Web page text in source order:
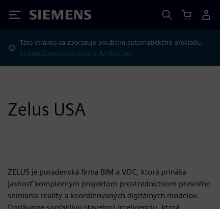
Siemens
Táto stránka sa zobrazuje použitím automatického prekladu.
Zobraziť namiesto toho v Angličtine?
Zelus USA
ZELUS je poradenská firma BIM a VDC, ktorá prináša
jasnosť komplexným projektom prostredníctvom presného
snímania reality a koordinovaných digitálnych modelov.